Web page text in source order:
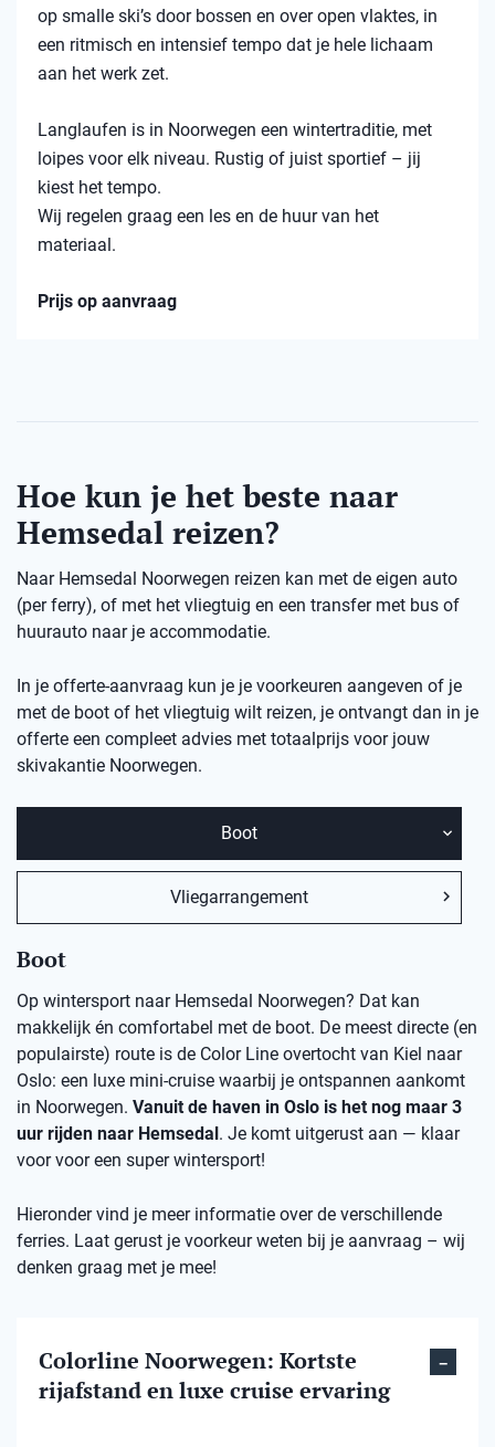
op smalle ski’s door bossen en over open vlaktes, in
een ritmisch en intensief tempo dat je hele lichaam
aan het werk zet.
Langlaufen is in Noorwegen een wintertraditie, met
loipes voor elk niveau. Rustig of juist sportief – jij
kiest het tempo.
Wij regelen graag een les en de huur van het
materiaal.
Prijs op aanvraag
Hoe kun je het beste naar
Hemsedal reizen?
Naar Hemsedal Noorwegen reizen kan met de eigen auto
(per ferry), of met het vliegtuig en een transfer met bus of
huurauto naar je accommodatie.
In je offerte-aanvraag kun je je voorkeuren aangeven of je
met de boot of het vliegtuig wilt reizen, je ontvangt dan in je
offerte een compleet advies met totaalprijs voor jouw
skivakantie Noorwegen.
Boot
Vliegarrangement
Boot
Op wintersport naar Hemsedal Noorwegen? Dat kan
makkelijk én comfortabel met de boot. De meest directe (en
populairste) route is de Color Line overtocht van Kiel naar
Oslo: een luxe mini-cruise waarbij je ontspannen aankomt
in Noorwegen. Vanuit de haven in Oslo is het nog maar 3
uur rijden naar Hemsedal. Je komt uitgerust aan — klaar
voor voor een super wintersport!
Hieronder vind je meer informatie over de verschillende
ferries. Laat gerust je voorkeur weten bij je aanvraag – wij
denken graag met je mee!
Colorline Noorwegen: Kortste
rijafstand en luxe cruise ervaring